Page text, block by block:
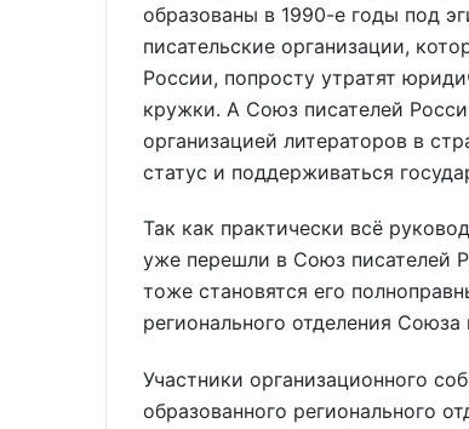
образованы в 1990-е годы под
писательские организации,
России, попросту утратят
кружки. А Союз писателей
организацией литераторов в
статус и поддерживаться
Так как практически всё
уже перешли в Союз писателей
тоже становятся его
регионального отделения Союза
Участники организационного
образованного регионального